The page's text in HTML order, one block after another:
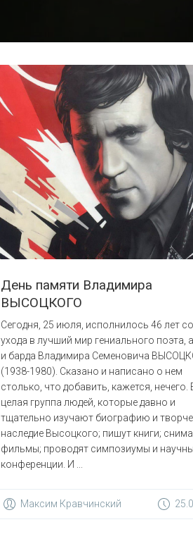
День памяти Владимира
ВЫСОЦКОГО
Сегодня, 25 июля, исполнилось 46 лет
ухода в лучший мир гениального поэта,
и барда Владимира Семеновича
(1938-1980). Сказано и написано о нем
столько, что добавить, кажется, нечего.
целая группа людей, которые давно и
тщательно изучают биографию и
наследие Высоцкого; пишут книги;
фильмы; проводят симпозиумы и
конференции. И ...
Максим Кравчинский